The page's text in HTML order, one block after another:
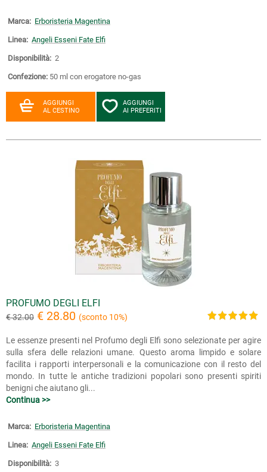
Marca: Erboristeria Magentina
Linea: Angeli Esseni Fate Elfi
Disponibilità: 2
Confezione: 50 ml con erogatore no-gas
AGGIUNGI
AL CESTINO
AGGIUNGI
AI PREFERITI
PROFUMO DEGLI ELFI
€ 32.00 € 28.80 (sconto 10%)
Le essenze presenti nel Profumo degli Elfi sono selezionate per agire
sulla sfera delle relazioni umane. Questo aroma limpido e solare
facilita i rapporti interpersonali e la comunicazione con il resto del
mondo. In tutte le antiche tradizioni popolari sono presenti spiriti
benigni che aiutano gli...
Continua >>
Marca: Erboristeria Magentina
Linea: Angeli Esseni Fate Elfi
Disponibilità: 3